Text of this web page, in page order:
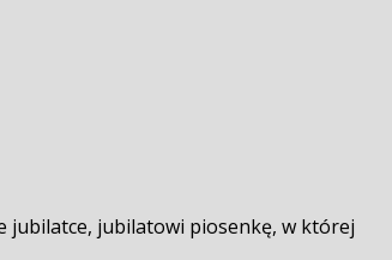
jubilatce, jubilatowi piosenkę, w której